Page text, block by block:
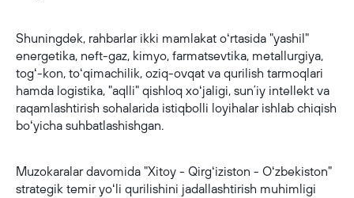
Shuningdek, rahbarlar ikki mamlakat oʻrtasida "yashil"
energetika, neft-gaz, kimyo, farmatsevtika, metallurgiya,
togʻ-kon, toʻqimachilik, oziq-ovqat va qurilish tarmoqlari
hamda logistika, "aqlli" qishloq xoʻjaligi, sunʼiy intellekt va
raqamlashtirish sohalarida istiqbolli loyihalar ishlab chiqish
boʻyicha suhbatlashishgan.
Muzokaralar davomida "Xitoy - Qirgʻiziston - Oʻzbekiston"
strategik temir yoʻli qurilishini jadallashtirish muhimligi